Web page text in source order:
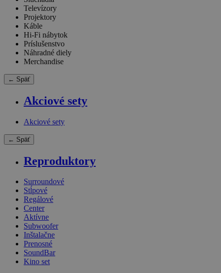
Televízory
Projektory
Káble
Hi-Fi nábytok
Príslušenstvo
Náhradné diely
Merchandise
← Späť
Akciové sety
Akciové sety
← Späť
Reproduktory
Surroundové
Stĺpové
Regálové
Center
Aktívne
Subwoofer
Inštalačne
Prenosné
SoundBar
Kino set